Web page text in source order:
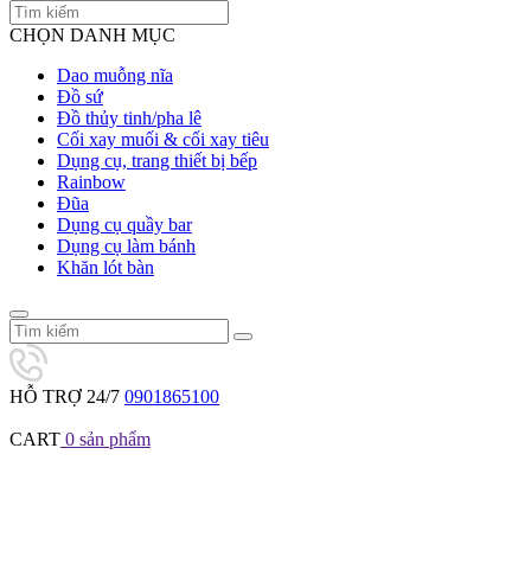
CHỌN DANH MỤC
Dao muỗng nĩa
Đồ sứ
Đồ thủy tinh/pha lê
Cối xay muối & cối xay tiêu
Dụng cụ, trang thiết bị bếp
Rainbow
Đũa
Dụng cụ quầy bar
Dụng cụ làm bánh
Khăn lót bàn
HỖ TRỢ 24/7 0901865100
CART 0 sản phẩm